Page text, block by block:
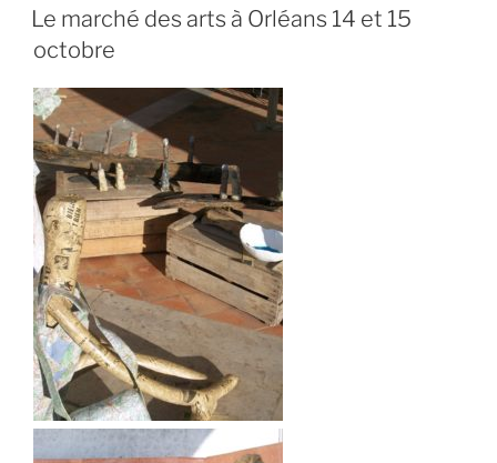
LE
Le marché des arts à Orléans 14 et 15
octobre